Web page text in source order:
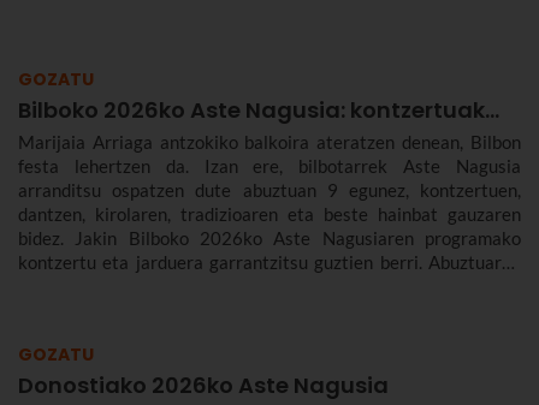
GOZATU
Bilboko 2026ko Aste Nagusia: kontzertuak...
Marijaia Arriaga antzokiko balkoira ateratzen denean, Bilbon
festa lehertzen da. Izan ere, bilbotarrek Aste Nagusia
arranditsu ospatzen dute abuztuan 9 egunez, kontzertuen,
dantzen, kirolaren, tradizioaren eta beste hainbat gauzaren
bidez. Jakin Bilboko 2026ko Aste Nagusiaren programako
kontzertu eta jarduera garrantzitsu guztien berri. Abuztuaren
GOZATU
Donostiako 2026ko Aste Nagusia